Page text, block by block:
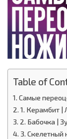
Table of
Самые
1. Керамбит |
2. Бабочка |
3. Скелетный